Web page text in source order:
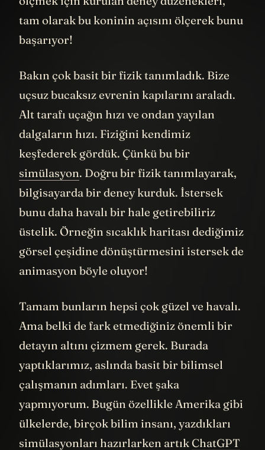
ölçmek için kurulan deney düzenekleri,
tam olarak bu koninin açısını ölçerek bunu
Bakın çok basit bir fizik tanımladık. Bize
uçsuz bucaksız evrenin kapılarını araladı.
Alt tarafı uçağın hızı ve ondan yayılan
dalgaların hızı. Fiziğini kendimiz
keşfederek gördük. Çünkü bu bir
simülasyon. Doğru bir fizik tanımlayarak,
bilgisayarda bir deney kurduk. İstersek
bunu daha havalı bir hale getirebiliriz
üstelik. Örneğin sıcaklık haritası dediğimiz
görsel çeşidine dönüştürmesini istersek de
Tamam bunların hepsi çok güzel ve havalı.
Ama belki de fark etmediğiniz önemli bir
detayın altını çizmem gerek. Burada
yaptıklarımız, aslında basit bir bilimsel
çalışmanın adımları. Evet şaka
yapmıyorum. Bugün özellikle Amerika gibi
ülkelerde, birçok bilim insanı, yazdıkları